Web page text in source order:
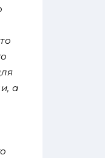
а